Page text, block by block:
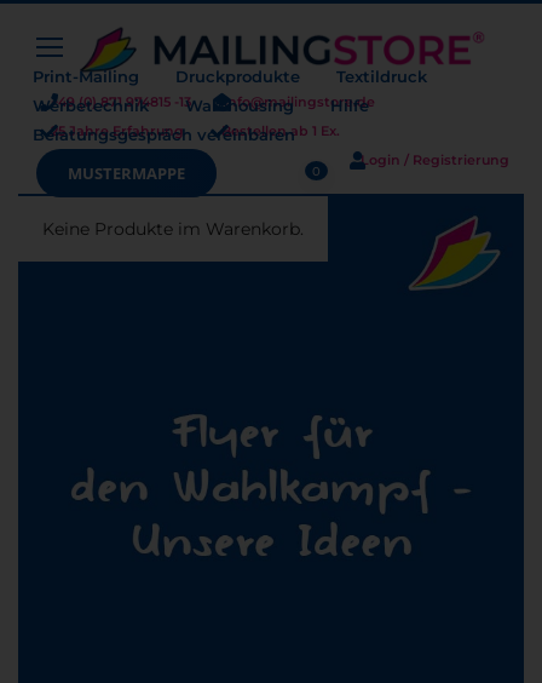
+49 (0) 871 974815 -13
info@mailingstore.de
25 Jahre Erfahrung
Bestellen ab 1 Ex.
Warenkorb 0
Keine Produkte im Warenkorb.
Login / Registrierung
Print-Mailing Druckprodukte
Textildruck
Werbetechnik
Warehousing
Hilfe
Beratungsgespräch vereinbaren
MUSTERMAPPE